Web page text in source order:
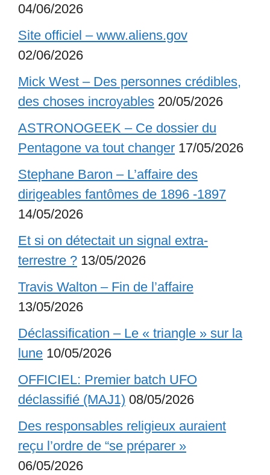
04/06/2026
Site officiel – www.aliens.gov
02/06/2026
Mick West – Des personnes crédibles,
des choses incroyables 20/05/2026
ASTRONOGEEK – Ce dossier du
Pentagone va tout changer 17/05/2026
Stephane Baron – L’affaire des
dirigeables fantômes de 1896 -1897
14/05/2026
Et si on détectait un signal extra-
terrestre ? 13/05/2026
Travis Walton – Fin de l’affaire
13/05/2026
Déclassification – Le « triangle » sur la
lune 10/05/2026
OFFICIEL: Premier batch UFO
déclassifié (MAJ1) 08/05/2026
Des responsables religieux auraient
reçu l’ordre de “se préparer »
06/05/2026